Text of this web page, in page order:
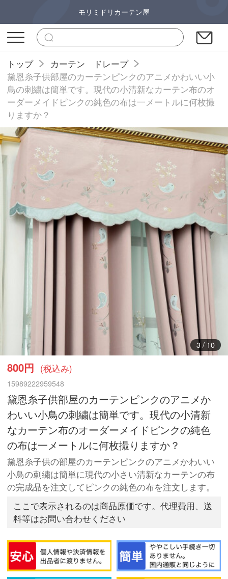
モリミドリカーテン屋
トップ
カーテン ドレープ
黛恩糸子供部屋のカーテンピンクのアニメかわいい小
鳥の刺繍は簡単です。現代の小清新なカーテン布のオ
ーダーメイドピンクの純色の布は一メートルに何枚撮
りますか？
4/ 10
800円 (税込み)
15989222959548
黛恩糸子供部屋のカーテンピンクのアニメか
わいい小鳥の刺繍は簡単です。現代の小清新
なカーテン布のオーダーメイドピンクの純色
の布は一メートルに何枚撮りますか？
黛恩糸子供の部屋のカーテンピンクのアニメかわいい
小鳥の刺繍は簡単に現代の小さい清新なカーテンの布
の完成品を注文してピンクの純色の布を注文します。
ここで表示されるのは商品原価です。代理費用、送
料等はお問い合わせください